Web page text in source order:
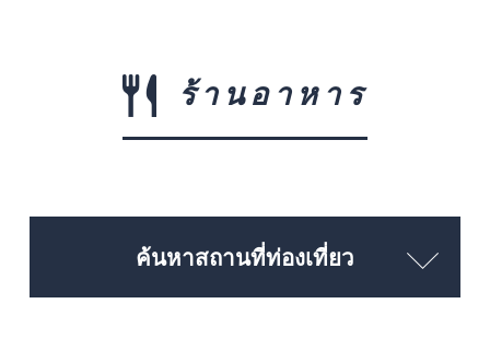
ร้านอาหาร
ค้นหาสถานที่ท่องเที่ยว